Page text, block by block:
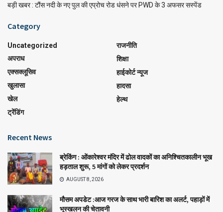
बड़ी खबर : टौंस नदी के नए पुल की एप्रोच रोड धंसने पर PWD के 3 अफसर सस्पेंड
Category
Uncategorized
अपराध
एक्सक्लूसिव
खुलासा
खेल
ट्रेंडिंग
राजनीति
शिक्षा
हाईकोर्ट न्यूज
हादसा
हेल्थ
Recent News
ब्रेकिंग : ओंकारेश्वर मंदिर में ढोल वादकों का अनिश्चितकालीन भूख
हड़ताल शुरू, 5 मांगों को लेकर प्रदर्शन
AUGUST 8, 2026
मौसम अपडेट :आज गरज के साथ भारी बारिश का अलर्ट, पहाड़ों में
भूस्खलन की चेतावनी